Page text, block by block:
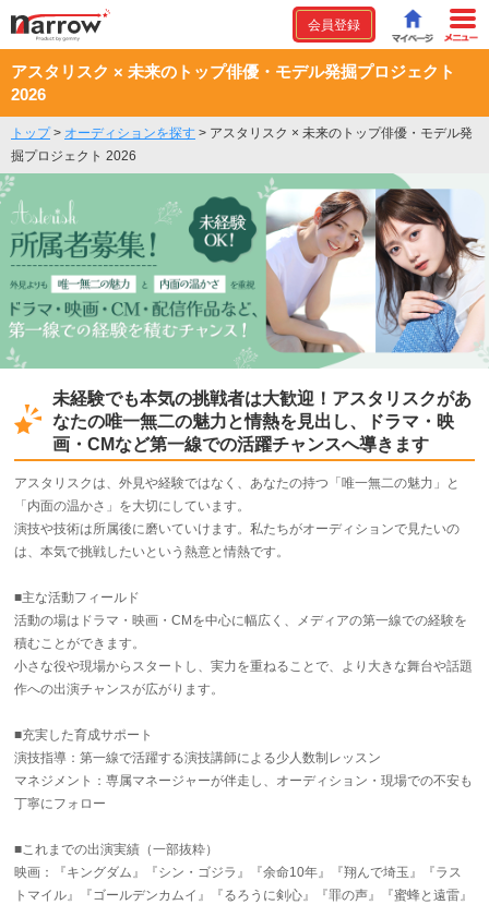
会員登録
アスタリスク × 未来のトップ俳優・モデル発掘プロジェクト
2026
トップ> オーディションを探す > アスタリスク × 未来のトップ俳優・モデル発
掘プロジェクト 2026
未経験でも本気の挑戦者は大歓迎！アスタリスクがあ
なたの唯一無二の魅力と情熱を見出し、ドラマ・映
画・CMなど第一線での活躍チャンスへ導きます
アスタリスクは、外見や経験ではなく、あなたの持つ「唯一無二の魅力」と
「内面の温かさ」を大切にしています。
演技や技術は所属後に磨いていけます。私たちがオーディションで見たいの
は、本気で挑戦したいという熱意と情熱です。
■主な活動フィールド
活動の場はドラマ・映画・CMを中心に幅広く、メディアの第一線での経験を
積むことができます。
小さな役や現場からスタートし、実力を重ねることで、より大きな舞台や話題
作への出演チャンスが広がります。
■充実した育成サポート
演技指導：第一線で活躍する演技講師による少人数制レッスン
マネジメント：専属マネージャーが伴走し、オーディション・現場での不安も
丁寧にフォロー
■これまでの出演実績（一部抜粋）
映画：『キングダム』『シン・ゴジラ』『余命10年』『翔んで埼玉』『ラス
トマイル』『ゴールデンカムイ』『るろうに剣心』『罪の声』『蜜蜂と遠雷』